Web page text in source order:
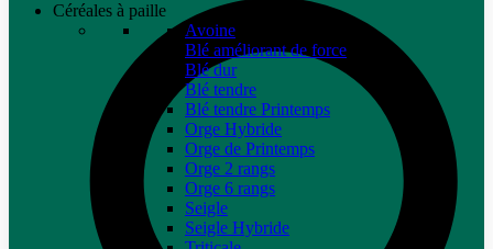
Céréales à paille
Avoine
Blé améliorant de force
Blé dur
Blé tendre
Blé tendre Printemps
Orge Hybride
Orge de Printemps
Orge 2 rangs
Orge 6 rangs
Seigle
Seigle Hybride